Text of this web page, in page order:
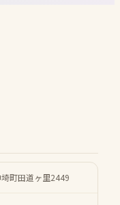
町田道ヶ里2449